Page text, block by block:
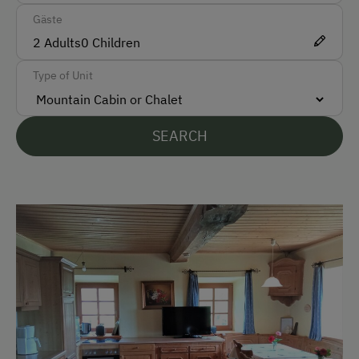
How to Get Here
Car
Taxi
Accepted Payment Methods
Bank Transfer
Languages Spoken On Site
German
English
Gäste
2 Adults0 Children
Type of Unit
SEARCH